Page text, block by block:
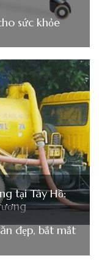
sức khỏe
tại Tây Hồ:
đẹp, bắt mắt